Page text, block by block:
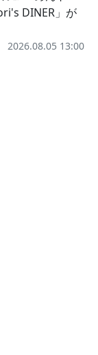
DINER」が
2026.08.05 13:00